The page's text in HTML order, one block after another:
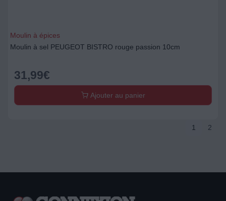
Moulin à épices
Moulin à sel PEUGEOT BISTRO rouge passion 10cm
31,99€
Ajouter au panier
1 2